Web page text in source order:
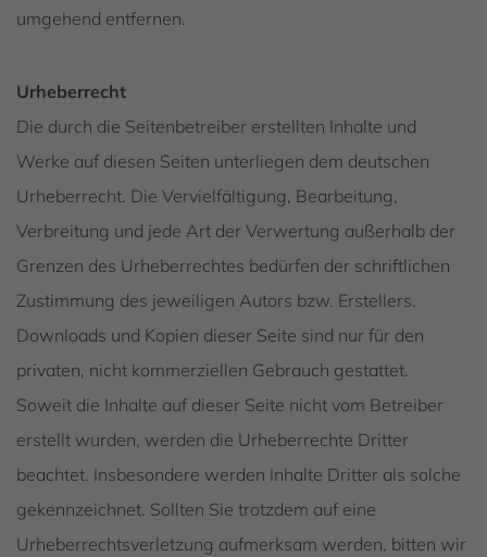
umgehend entfernen.
Urheberrecht
Die durch die Seitenbetreiber erstellten Inhalte und
Werke auf diesen Seiten unterliegen dem deutschen
Urheberrecht. Die Vervielfältigung, Bearbeitung,
Verbreitung und jede Art der Verwertung außerhalb der
Grenzen des Urheberrechtes bedürfen der schriftlichen
Zustimmung des jeweiligen Autors bzw. Erstellers.
Downloads und Kopien dieser Seite sind nur für den
privaten, nicht kommerziellen Gebrauch gestattet.
Soweit die Inhalte auf dieser Seite nicht vom Betreiber
erstellt wurden, werden die Urheberrechte Dritter
beachtet. Insbesondere werden Inhalte Dritter als solche
gekennzeichnet. Sollten Sie trotzdem auf eine
Urheberrechtsverletzung aufmerksam werden, bitten wir